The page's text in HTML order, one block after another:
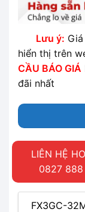
Lưu ý:
hiển thị trên
CẦU BÁO GIÁ
đãi nhất
LIÊN HỆ
0827
FX3GC-